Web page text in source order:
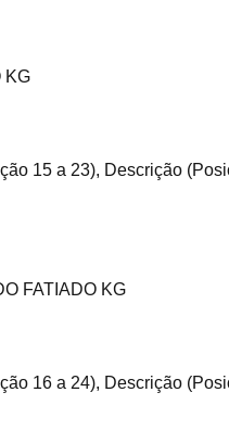
KG
15 a 23), Descrição
FATIADO KG
16 a 24), Descrição